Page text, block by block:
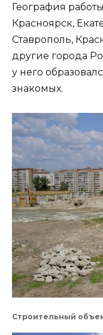
География
Красноярск,
Ставрополь,
другие города
у него
знакомых.
Строительный